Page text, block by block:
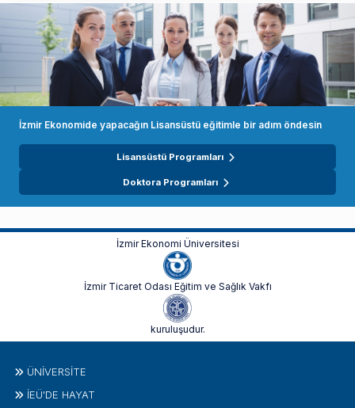
İzmir Ekonomide yapacağın Lisansüstü eğitimle bir adım öndesin
Lisansüstü Programları
Doktora Programları
İzmir Ekonomi Üniversitesi
İzmir Ticaret Odası Eğitim ve Sağlık Vakfı
kuruluşudur.
ÜNIVERSITE
İEÜ'DE HAYAT